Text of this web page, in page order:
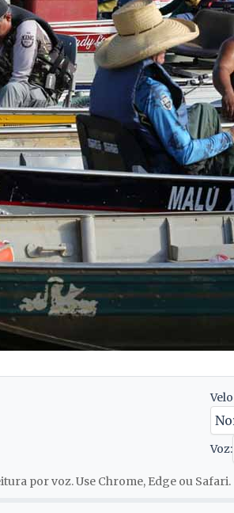
Voz:
por voz. Use Chrome, Edge ou Safari.